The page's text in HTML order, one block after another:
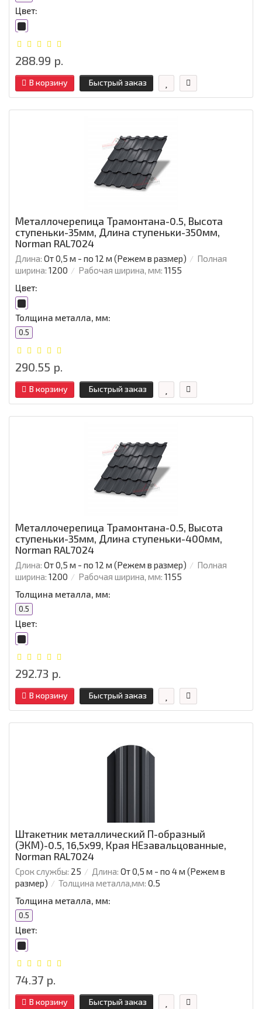
Цвет:
288.99 р.
В корзину Быстрый заказ
Металлочерепица Трамонтана-0.5, Высота
ступеньки-35мм, Длина ступеньки-350мм,
Norman RAL7024
Длина: От 0,5 м - по 12 м (Режем в размер)
Полная
ширина: 1200 Рабочая ширина, мм: 1155
Цвет:
Толщина металла, мм:
0.5
290.55 р.
В корзину Быстрый заказ
Металлочерепица Трамонтана-0.5, Высота
ступеньки-35мм, Длина ступеньки-400мм,
Norman RAL7024
Длина: От 0,5 м - по 12 м (Режем в размер)
Полная
ширина: 1200 Рабочая ширина, мм: 1155
Толщина металла, мм:
0.5
Цвет:
292.73 р.
В корзину Быстрый заказ
Штакетник металлический П-образный
(ЭКМ)-0.5, 16,5х99, Края НЕзавальцованные,
Norman RAL7024
Срок службы: 25 Длина: От 0,5 м - по 4 м (Режем в
размер)
Толщина металла,мм: 0.5
Толщина металла, мм:
0.5
Цвет:
74.37 р.
В корзину Быстрый заказ